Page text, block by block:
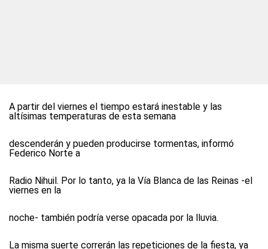
A partir del viernes el tiempo estará inestable y las
altísimas temperaturas de esta semana
descenderán y pueden producirse tormentas, informó
Federico Norte a
Radio Nihuil. Por lo tanto, ya la Vía Blanca de las Reinas -el
viernes en la
noche- también podría verse opacada por la lluvia.
La misma suerte correrán las repeticiones de la fiesta, ya